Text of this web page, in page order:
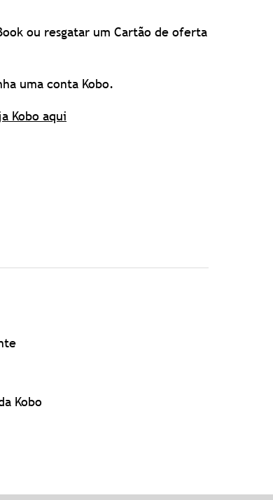
ou resgatar um Cartão de oferta
uma conta Kobo.
Kobo aqui
Kobo